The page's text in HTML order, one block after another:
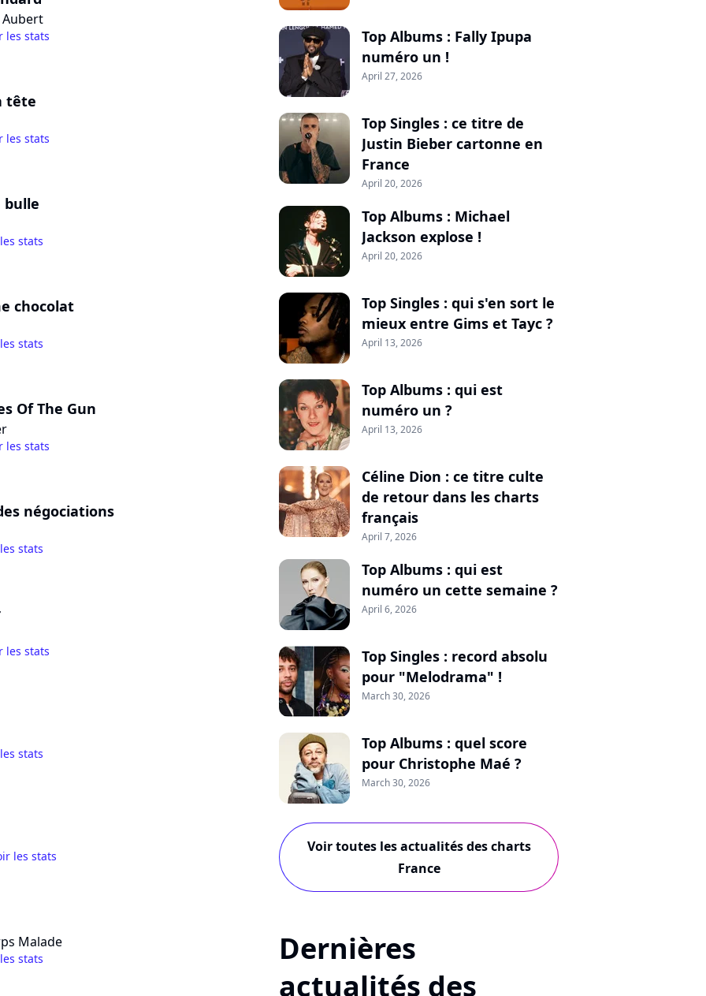
Aubert
les stats
tête
les stats
bulle
stats
chocolat
stats
Of The Gun
les stats
négociations
stats
les stats
stats
les stats
Malade
stats
Top Albums : Fally Ipupa
numéro un !
April 27, 2026
Top Singles : ce titre de
Justin Bieber cartonne en
France
April 20, 2026
Top Albums : Michael
Jackson explose !
April 20, 2026
Top Singles : qui s'en sort le
mieux entre Gims et Tayc ?
April 13, 2026
Top Albums : qui est
numéro un ?
April 13, 2026
Céline Dion : ce titre culte
de retour dans les charts
français
April 7, 2026
Top Albums : qui est
numéro un cette semaine ?
April 6, 2026
Top Singles : record absolu
pour "Melodrama" !
March 30, 2026
Top Albums : quel score
pour Christophe Maé ?
March 30, 2026
Voir toutes les actualités des charts
France
Dernières
actualités des